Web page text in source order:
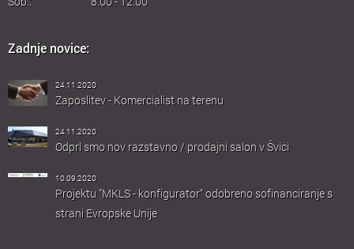
Zadnje novice:
24.11.2020
Zaposlitev - Komercialist na terenu
24.11.2020
Odprl smo nov razstavno / prodajni salon v Švici
10.09.2020
Projektu "MKLS - konfigurator" odobreno sofinanciranje s
strani Evropske Unije